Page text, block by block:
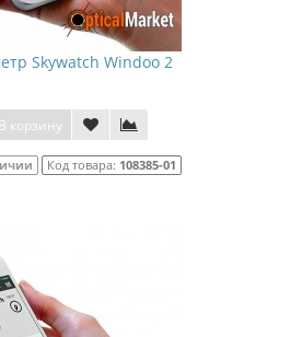
Skywatch Windoo 2
В корзину
Код товара: 108385-01